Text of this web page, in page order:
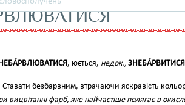
, юється, недок., ЗНЕБА́РВИТИСЯ
Ставати безбарвним, втрачаючи яскравість
вицвітанні фарб, яке найчастіше полягає в